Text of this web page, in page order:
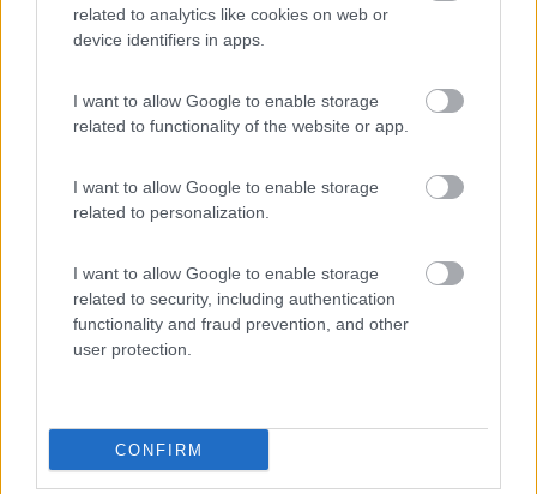
related to analytics like cookies on web or
device identifiers in apps.
I want to allow Google to enable storage
related to functionality of the website or app.
I want to allow Google to enable storage
related to personalization.
I want to allow Google to enable storage
related to security, including authentication
functionality and fraud prevention, and other
user protection.
CONFIRM
masivo
Inserito il 22/03/2025 alle: 18:35:31
lumax
8